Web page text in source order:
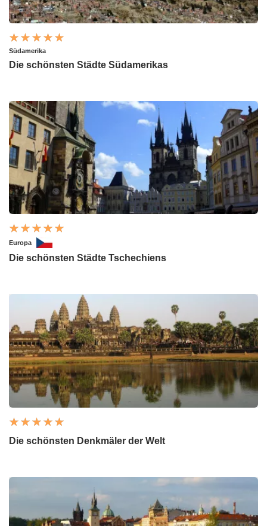
Südamerika
Die schönsten Städte Südamerikas
Europa
Die schönsten Städte Tschechiens
Die schönsten Denkmäler der Welt